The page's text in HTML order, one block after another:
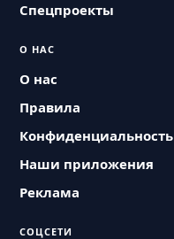
Спецпроекты
О НАС
О нас
Правила
Конфиденциальность
Наши приложения
Реклама
СОЦСЕТИ